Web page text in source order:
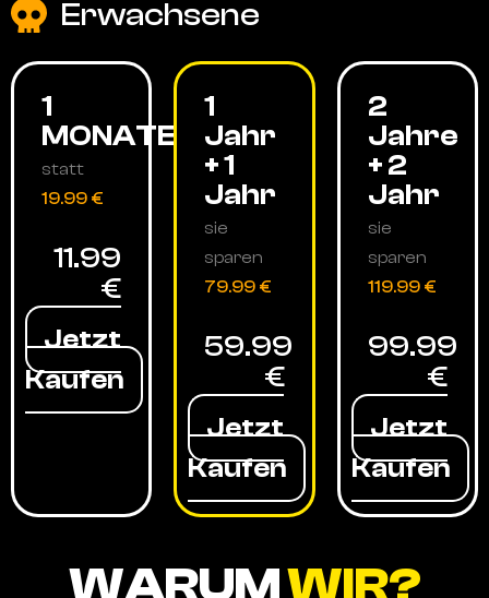
Erwachsene
1
MONATE
statt
19.99 €
11.99
€
Jetzt
Kaufen
1
Jahr
+ 1
Jahr
sie
sparen
79.99 €
59.99
€
Jetzt
Kaufen
2
Jahre
+ 2
Jahr
sie
sparen
119.99 €
99.99
€
Jetzt
Kaufen
WARUMWIR?